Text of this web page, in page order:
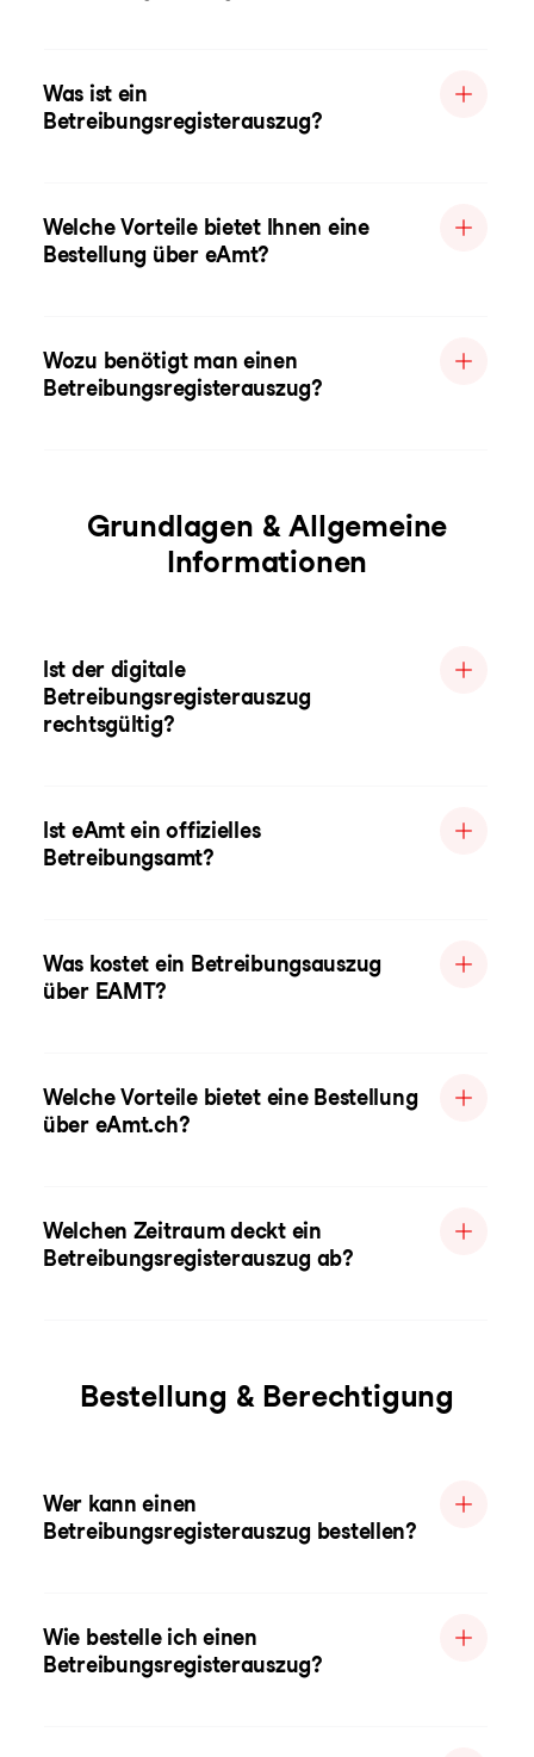
Was ist ein
Betreibungsregisterauszug?
Welche Vorteile bietet Ihnen eine
Bestellung über eAmt?
Wozu benötigt man einen
Betreibungsregisterauszug?
Grundlagen & Allgemeine
Informationen
Ist der digitale
Betreibungsregisterauszug
rechtsgültig?
Ist eAmt ein offizielles
Betreibungsamt?
Was kostet ein Betreibungsauszug
über EAMT?
Welche Vorteile bietet eine Bestellung
über eAmt.ch?
Welchen Zeitraum deckt ein
Betreibungsregisterauszug ab?
Bestellung & Berechtigung
Wer kann einen
Betreibungsregisterauszug bestellen?
Wie bestelle ich einen
Betreibungsregisterauszug?